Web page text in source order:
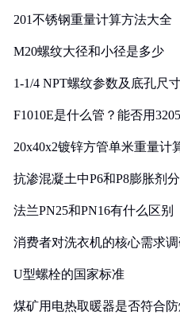
201不锈钢重量计算方法大全
M20螺纹大径和小径是多少
1-1/4 NPT螺纹参数及底孔尺
F1010E是什么管？能否用
20x40x2镀锌方管单米重量计
抗渗混凝土中P6和P8膨胀剂
法兰PN25和PN16有什么区别
消费者对洗衣机的核心需求
U型螺栓的国家标准
煤矿用电热取暖器是否符合